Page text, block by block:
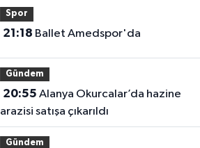
Spor
21:18 Ballet Amedspor'da
Gündem
20:55
arazisi satışa çıkarıldı
Gündem